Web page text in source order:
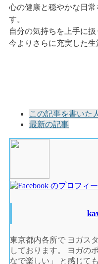
心の健康と穏やかな日
す。
自分の気持ちを上手に扱
今よりさらに充実した生
following
tabs
change
この記事を書いた人
最新の記事
東京都内各所で ヨガス
しております。 ヨガの
なで楽しい」 と感じて